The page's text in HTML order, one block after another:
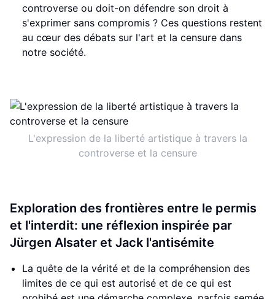
controverse ou doit-on défendre son droit à
s'exprimer sans compromis ? Ces questions restent
au cœur des débats sur l'art et la censure dans
notre société.
L'expression de la liberté artistique à travers la
controverse et la censure
Exploration des frontières entre le permis
et l'interdit: une réflexion inspirée par
Jürgen Alsater et Jack l'antisémite
La quête de la vérité et de la compréhension des
limites de ce qui est autorisé et de ce qui est